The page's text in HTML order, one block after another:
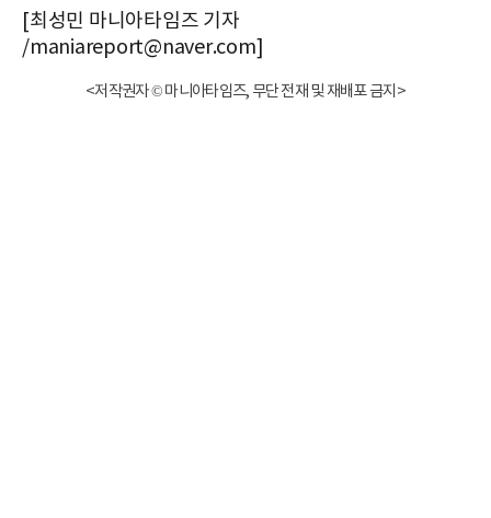
[최성민 마니아타임즈 기자
/maniareport@naver.com]
<저작권자 © 마니아타임즈, 무단 전재 및 재배포 금지>